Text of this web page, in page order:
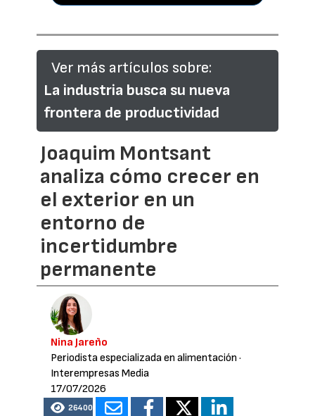
Ver más artículos sobre:
La industria busca su nueva
frontera de productividad
Joaquim Montsant
analiza cómo crecer en
el exterior en un
entorno de
incertidumbre
permanente
Nina Jareño
Periodista especializada en alimentación ·
Interempresas Media
17/07/2026
26400